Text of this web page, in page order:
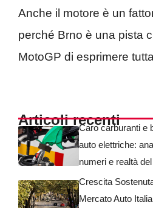
Anche il motore è un
perché Brno è una pista
MotoGP di esprimere
Articoli recenti
Caro carburanti e
auto elettriche:
numeri e realtà
Crescita
Mercato Auto